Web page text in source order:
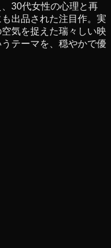
30代女性の心理と再
出品された注目作。実
気を捉えた瑞々しい映
テーマを、穏やかで優